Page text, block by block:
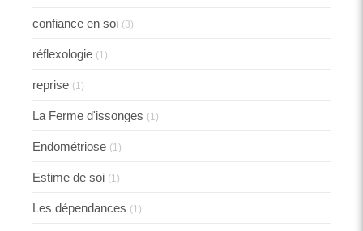
confiance en soi (3)
réflexologie (1)
reprise (1)
La Ferme d'issonges (1)
Endométriose (1)
Estime de soi (1)
Les dépendances (1)